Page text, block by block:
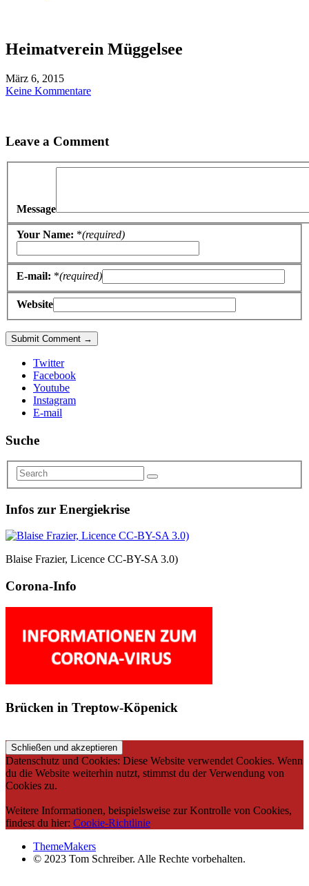
Heimatverein Müggelsee
März 6, 2015
Keine Kommentare
Leave a Comment
Message
Your Name: *(required)
E-mail: *(required)
Website
Twitter
Facebook
Youtube
Instagram
E-mail
Suche
Infos zur Energiekrise
Blaise Frazier, Licence CC-BY-SA 3.0)
Corona-Info
Brücken in Treptow-Köpenick
Datenschutz und Cookies: Diese Website verwendet Cookies. Wenn
du die Website weiterhin nutzt, stimmst du der Verwendung von
Cookies zu.
Weitere Informationen, beispielsweise zur Kontrolle von Cookies,
findest du hier: Cookie-Richtlinie
ThemeMakers
© 2023 Tom Schreiber. Alle Rechte vorbehalten.